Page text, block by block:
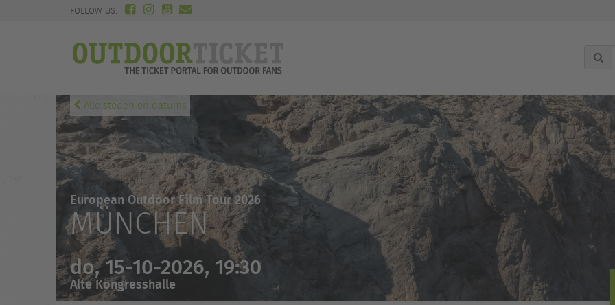
FOLLOW US:
Alle steden en datums
European Outdoor Film Tour 2026
MÜNCHEN
do, 15-10-2026, 19:30
Alte Kongresshalle